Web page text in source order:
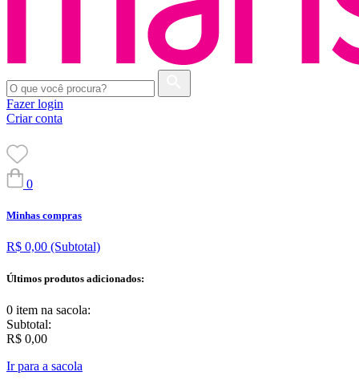
Fazer login
Criar conta
0
Minhas compras
R$ 0,00 (Subtotal)
Últimos produtos adicionados:
0 item na sacola:
Subtotal:
R$ 0,00
Ir para a sacola